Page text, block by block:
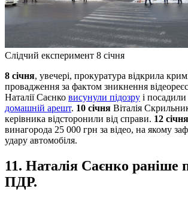
Слідчий експеримент 8 січня
8 січня, увечері, прокуратура відкрила
провадження за фактом зникнення
Наталії Саєнко висунули підозру і посадили
домашній арешт. 10 січня Віталія
керівника відсторонили від справи. 12 січня
винагорода 25 000 грн за відео, на якому
удару автомобіля.
11. Наталія Саєнко раніше
ПДР.